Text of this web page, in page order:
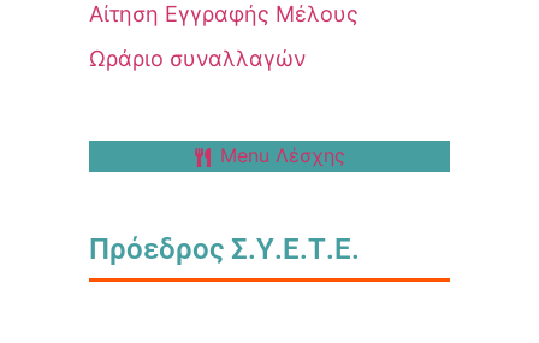
Αίτηση Εγγραφής Μέλους
Ωράριο συναλλαγών
Menu Λέσχης
Πρόεδρος Σ.Υ.Ε.Τ.Ε.